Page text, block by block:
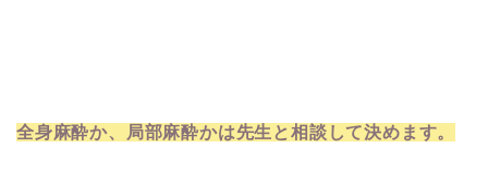
全身麻酔か、局部麻酔かは先生と相談して決めます。